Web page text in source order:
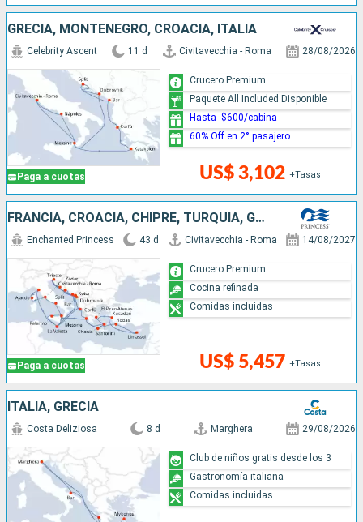
GRECIA, MONTENEGRO, CROACIA, ITALIA
Paga a cuotas
Celebrity Ascent 11 d Civitavecchia - Roma 28/08/2026
US$ 3,102 +Tasas
Crucero Premium
Paquete All Included Disponible
Hasta -$600/cabina
60% Off en 2° pasajero
FRANCIA, CROACIA, CHIPRE, TURQUÍA, GRECIA, MALTA, MONTENEGRO, ITALIA
Paga a cuotas
Enchanted Princess 43 d Civitavecchia - Roma 14/08/2027
US$ 5,457 +Tasas
Crucero Premium
Cocina refinada
Comidas incluidas
ITALIA, GRECIA
Costa Deliziosa 8 d Marghera 29/08/2026
Club de niños gratis desde los 3
Gastronomía italiana
Comidas incluidas